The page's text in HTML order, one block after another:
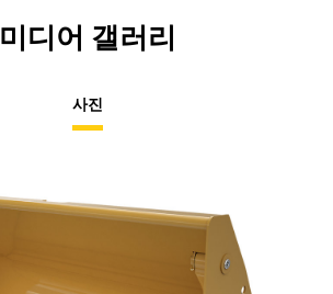
미디어 갤러리
사진